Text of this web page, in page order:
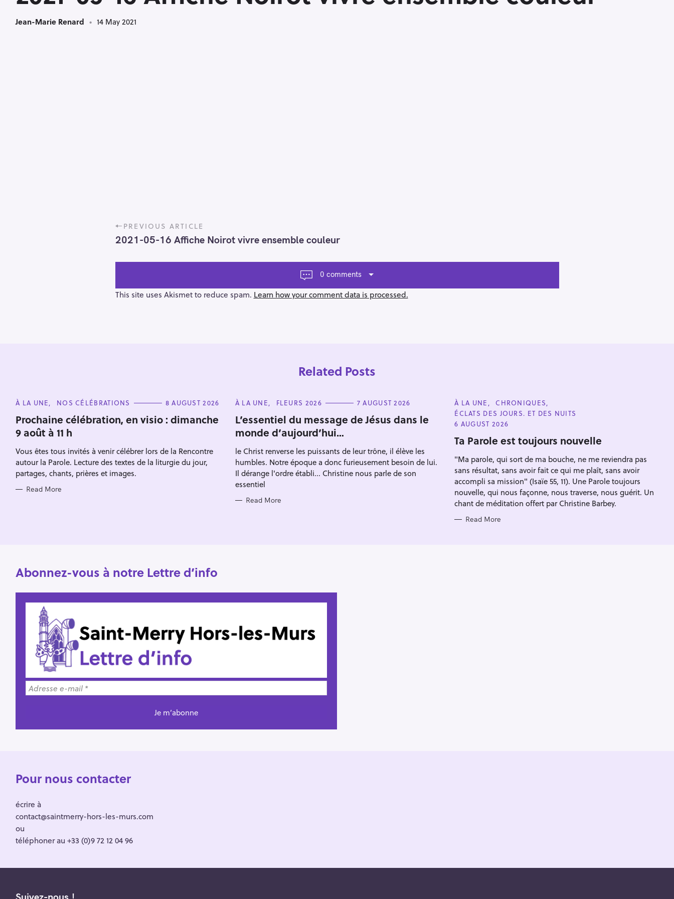
Jean-Marie Renard 14 May 2021
P
o
s
t
v
PREVIOUS ARTICLE
2021-05-16 Affiche Noirot vivre ensemble couleur
0 comments
This site uses Akismet to reduce spam. Learn how your comment data is processed.
Related Posts
C
T
E
G
O
I
S
À LA UNE NOS CÉLÉBRATIONS 8 AUGUST 2026
Prochaine célébration, en visio : dimanche
9 août à 11 h
Vous êtes tous invités à venir célébrer lors de la Rencontre
autour la Parole. Lecture des textes de la liturgie du jour,
partages, chants, prières et images.
Read More
C
T
E
G
O
I
E
S
À LA UNE FLEURS 2026 7 AUGUST 2026
L’essentiel du message de Jésus dans le
monde d’aujourd’hui…
le Christ renverse les puissants de leur trône, il élève les
humbles. Notre époque a donc furieusement besoin de lui.
Il dérange l'ordre établi... Christine nous parle de son
essentiel
Read More
C
A
T
E
O
R
E
S
À LA UNE
CHRONIQUES
ÉCLATS DES JOURS. ET DES NUITS
6 AUGUST 2026
Ta Parole est toujours nouvelle
"Ma parole, qui sort de ma bouche, ne me reviendra pas
sans résultat, sans avoir fait ce qui me plaît, sans avoir
accompli sa mission" (Isaïe 55, 11). Une Parole toujours
nouvelle, qui nous façonne, nous traverse, nous guérit. Un
chant de méditation offert par Christine Barbey.
Read More
Abonnez-vous à notre Lettre d’info
Pour nous contacter
écrire à
contact@saintmerry-hors-les-murs.com
ou
téléphoner au +33 (0)9 72 12 04 96
a
r
h
f
o